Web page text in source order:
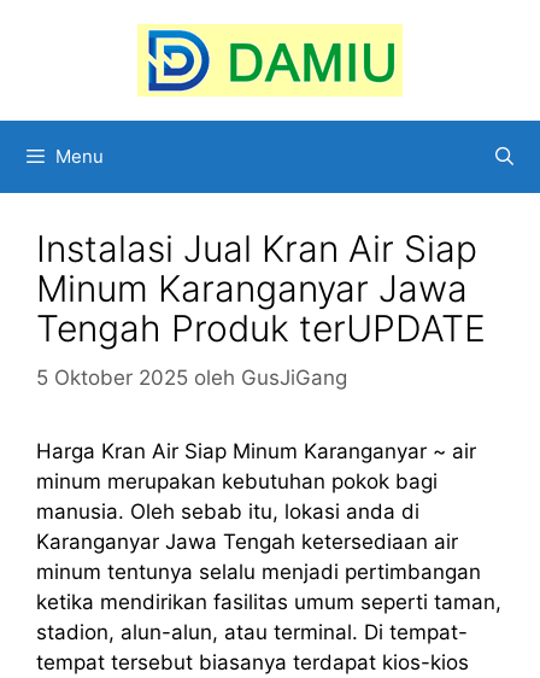
Menu
Instalasi Jual Kran Air Siap
Minum Karanganyar Jawa
Tengah Produk terUPDATE
5 Oktober 2025 oleh GusJiGang
Harga Kran Air Siap Minum Karanganyar ~ air
minum merupakan kebutuhan pokok bagi
manusia. Oleh sebab itu, lokasi anda di
Karanganyar Jawa Tengah ketersediaan air
minum tentunya selalu menjadi pertimbangan
ketika mendirikan fasilitas umum seperti taman,
stadion, alun-alun, atau terminal. Di tempat-
tempat tersebut biasanya terdapat kios-kios